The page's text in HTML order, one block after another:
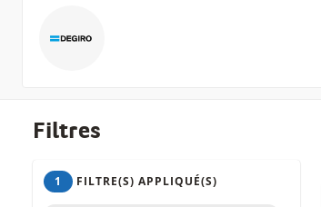
Filtres
1 FILTRE(S) APPLIQUÉ(S)